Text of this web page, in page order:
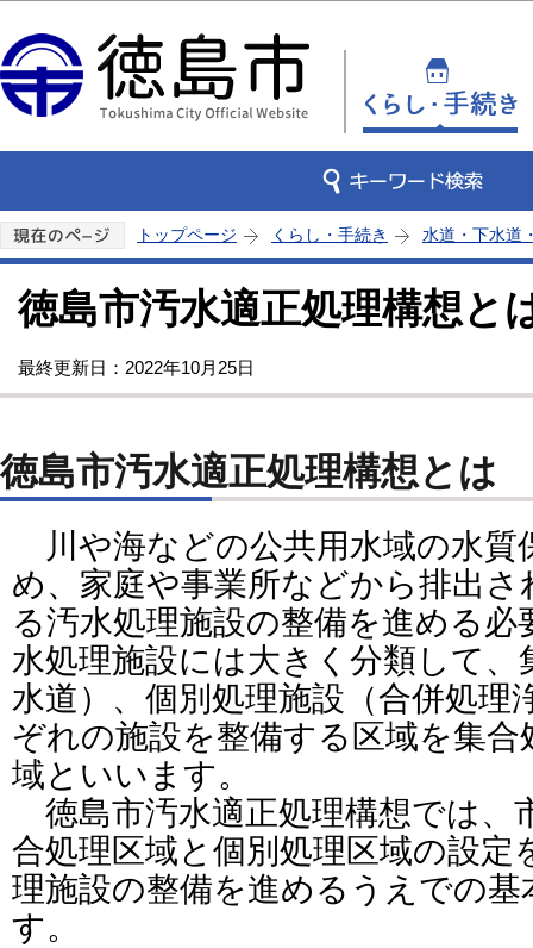
トップページ くらし・手続き 水道・下水道
徳島市汚水適正処理構想と
最終更新日：2022年10月25日
徳島市汚水適正処理構想とは
川や海などの公共用水域の水質
め、家庭や事業所などから排出
る汚水処理施設の整備を進める
水処理施設には大きく分類して、
水道）、個別処理施設（合併処理
ぞれの施設を整備する区域を集合
域といいます。
徳島市汚水適正処理構想では、
合処理区域と個別処理区域の設定
理施設の整備を進めるうえでの
す。